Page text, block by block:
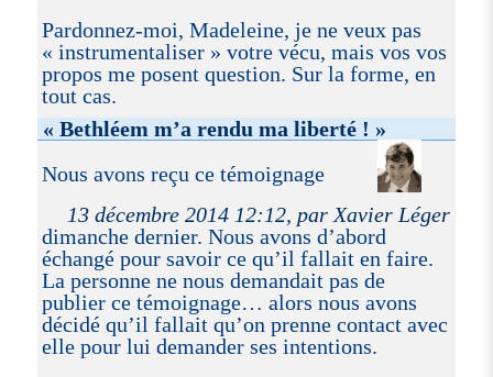
Pardonnez-moi, Madeleine, je ne veux pas
« instrumentaliser » votre vécu, mais vos vos
propos me posent question. Sur la forme, en
tout cas.
« Bethléem m’a rendu ma liberté ! »
13 décembre 2014 12:12, par Xavier Léger
Nous avons reçu ce témoignage
dimanche dernier. Nous avons d’abord
échangé pour savoir ce qu’il fallait en faire.
La personne ne nous demandait pas de
publier ce témoignage… alors nous avons
décidé qu’il fallait qu’on prenne contact avec
elle pour lui demander ses intentions.